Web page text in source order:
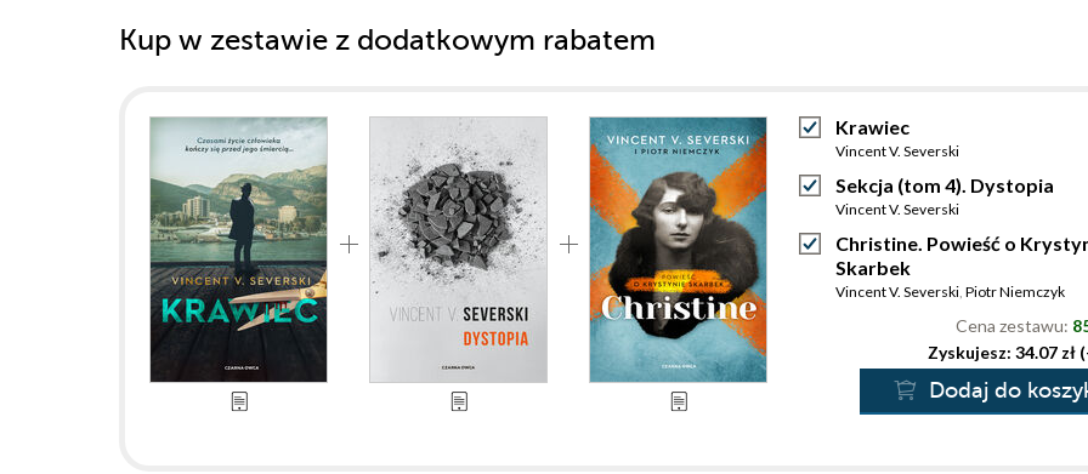
Kup w zestawie z dodatkowym rabatem
Krawiec
Vincent V. Severski
Sekcja (tom 4). Dystopia
Vincent V. Severski
Christine. Powieść o
Skarbek
Vincent V. Severski, Piotr Niemczyk
Cena zestawu:
Zyskujesz: 34.07 zł
Dodaj do